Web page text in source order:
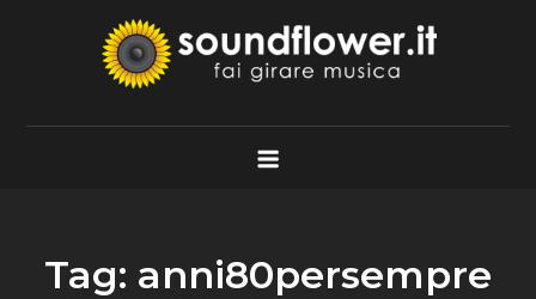
Soundflower.it
Fai Girare Musica
Tag: anni80persempre